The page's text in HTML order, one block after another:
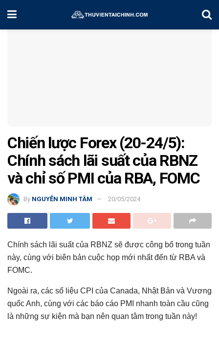
Home Chiến Lược Đầu Tư
Chiến lược Forex (20-24/5):
Chính sách lãi suất của RBNZ
và chỉ số PMI của RBA, FOMC
By NGUYỄN MINH TÂM 20/05/2024
Chính sách lãi suất của RBNZ sẽ được công bố trong tuần
này, cùng với biên bản cuộc họp mới nhất đến từ RBA và
FOMC.
Ngoài ra, các số liệu CPI của Canada, Nhật Bản và Vương
quốc Anh, cùng với các báo cáo PMI nhanh toàn cầu cũng
là những sự kiện mà bạn nên quan tâm trong tuần này!